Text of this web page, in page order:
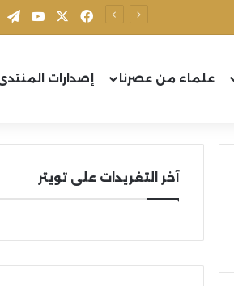
فيسبوك
علماء من عصرنا إصدارات
آخر التغريدات على تويتر